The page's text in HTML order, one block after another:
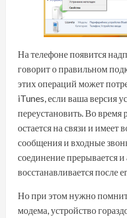
На телефоне появится
говорит о правильном
этих операций может
iTunes, если ваша версия
переустановить. Во время
остается на связи и
сообщения и входные
соединение прерывается
восстанавливается после
Но при этом нужно
модема, устройство